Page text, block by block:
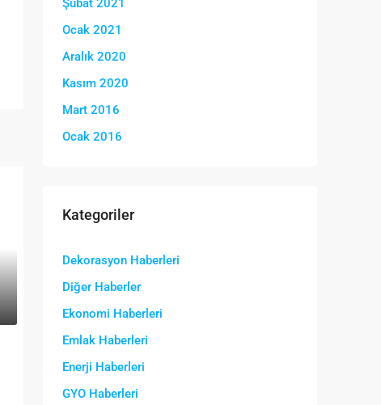
Şubat 2021
Ocak 2021
Aralık 2020
Kasım 2020
Mart 2016
Ocak 2016
Kategoriler
Dekorasyon Haberleri
Diğer Haberler
Ekonomi Haberleri
Emlak Haberleri
Enerji Haberleri
GYO Haberleri